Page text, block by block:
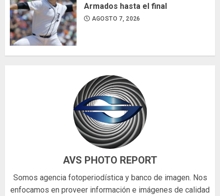
Armados hasta el final
AGOSTO 7, 2026
AVS PHOTO REPORT
Somos agencia fotoperiodística y banco de imagen. Nos
enfocamos en proveer información e imágenes de calidad